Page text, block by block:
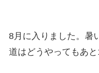
8月に入りました。暑
道はどうやってもあと